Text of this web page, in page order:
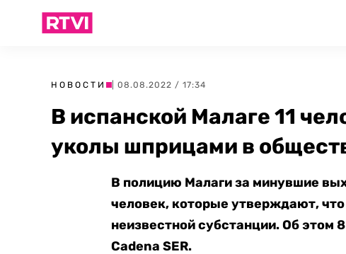
НОВОСТИ | 08.08.2022 / 17:34
В испанской Малаге 11
уколы шприцами в
В полицию Малаги за минувшие
человек, которые утверждают,
неизвестной субстанции. Об этом
Cadena SER.